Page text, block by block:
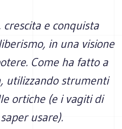
e conquista
in una visione
Come ha fatto a
utilizzando strumenti
ortiche (e i vagiti di
usare).